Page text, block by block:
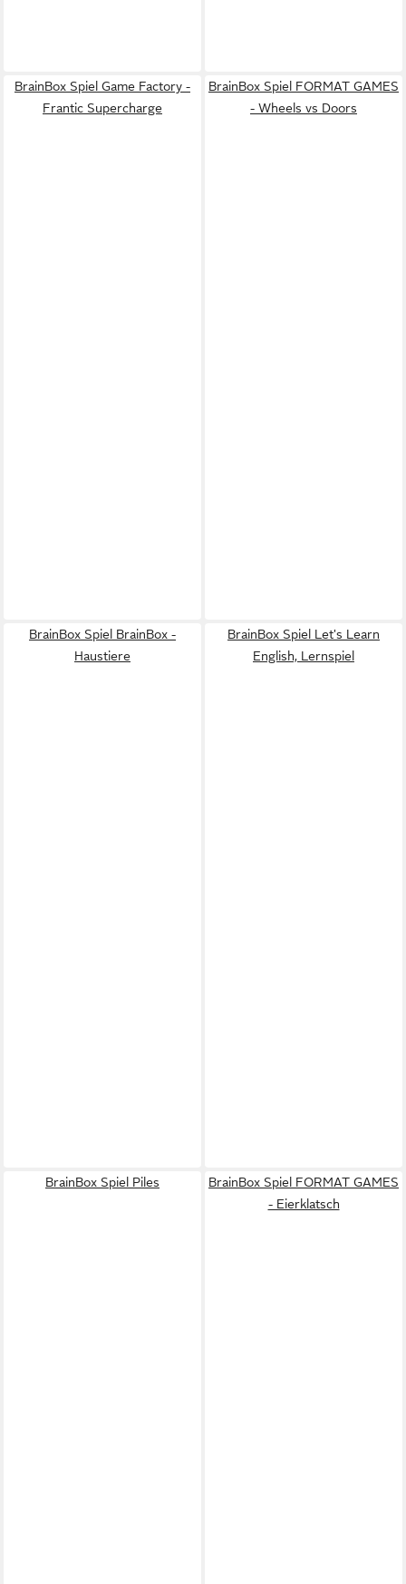
BrainBox Spiel Game Factory -
Frantic Supercharge
BrainBox Spiel FORMAT GAMES
- Wheels vs Doors
BrainBox Spiel BrainBox -
Haustiere
BrainBox Spiel Let's Learn
English, Lernspiel
BrainBox Spiel Piles
BrainBox Spiel FORMAT GAMES
- Eierklatsch